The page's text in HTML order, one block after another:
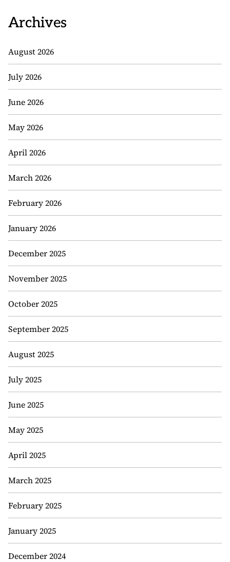
Archives
August 2026
July 2026
June 2026
May 2026
April 2026
March 2026
February 2026
January 2026
December 2025
November 2025
October 2025
September 2025
August 2025
July 2025
June 2025
May 2025
April 2025
March 2025
February 2025
January 2025
December 2024